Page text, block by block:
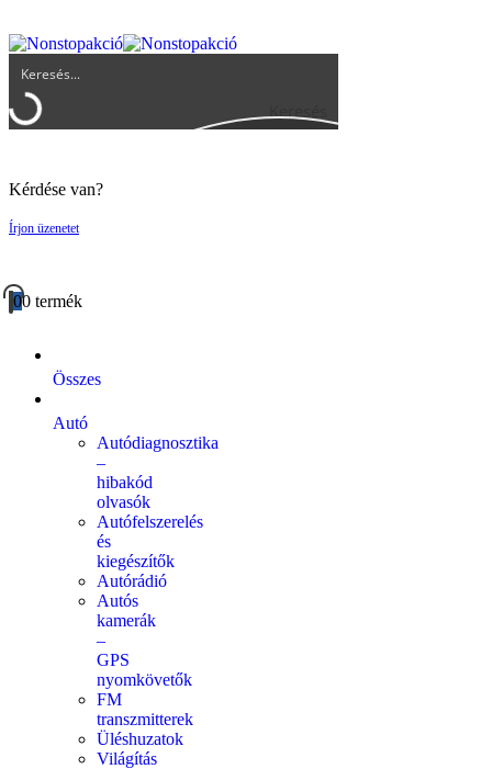
Keresés
Kérdése van?
Írjon üzenetet
00 termék
Összes
Autó
Autódiagnosztika
–
hibakód
olvasók
Autófelszerelés
és
kiegészítők
Autórádió
Autós
kamerák
–
GPS
nyomkövetők
FM
transzmitterek
Üléshuzatok
Világítás